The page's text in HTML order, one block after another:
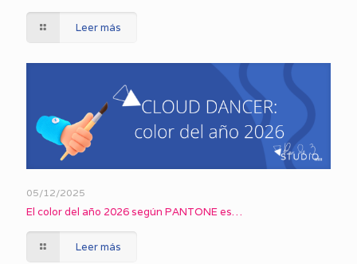
Leer más
05/12/2025
El color del año 2026 según PANTONE es…
Leer más